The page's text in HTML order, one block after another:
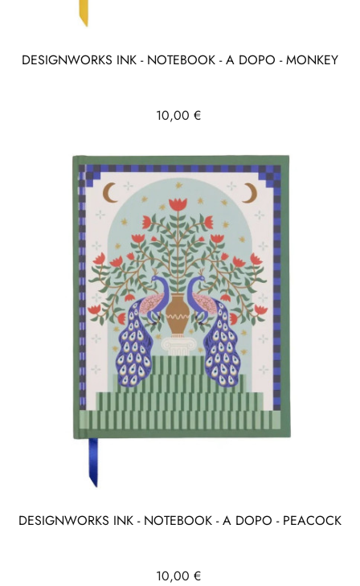
DESIGNWORKS INK - NOTEBOOK - A DOPO - MONKEY
Prix
10,00 €
DESIGNWORKS INK - NOTEBOOK - A DOPO - PEACOCK
Prix
10,00 €